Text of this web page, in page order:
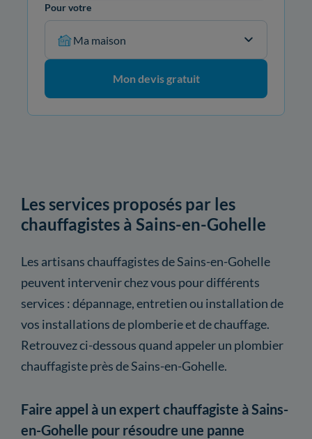
Pour votre
Ma maison
Mon devis gratuit
Les services proposés par les
chauffagistes à Sains-en-Gohelle
Les artisans chauffagistes de Sains-en-Gohelle
peuvent intervenir chez vous pour différents
services : dépannage, entretien ou installation de
vos installations de plomberie et de chauffage.
Retrouvez ci-dessous quand appeler un plombier
chauffagiste près de Sains-en-Gohelle.
Faire appel à un expert chauffagiste à Sains-
en-Gohelle pour résoudre une panne